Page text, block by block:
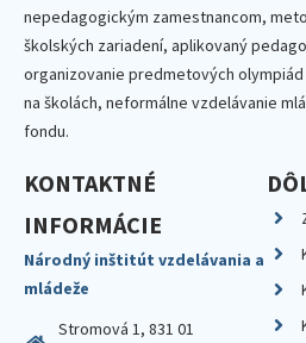
nepedagogickým zamestnancom,
školských zariadení, aplikovaný
organizovanie predmetových
na školách, neformálne vzdelávanie
fondu.
KONTAKTNÉ
INFORMÁCIE
Národný inštitút vzdelávania a
mládeže
Stromová 1, 831 01